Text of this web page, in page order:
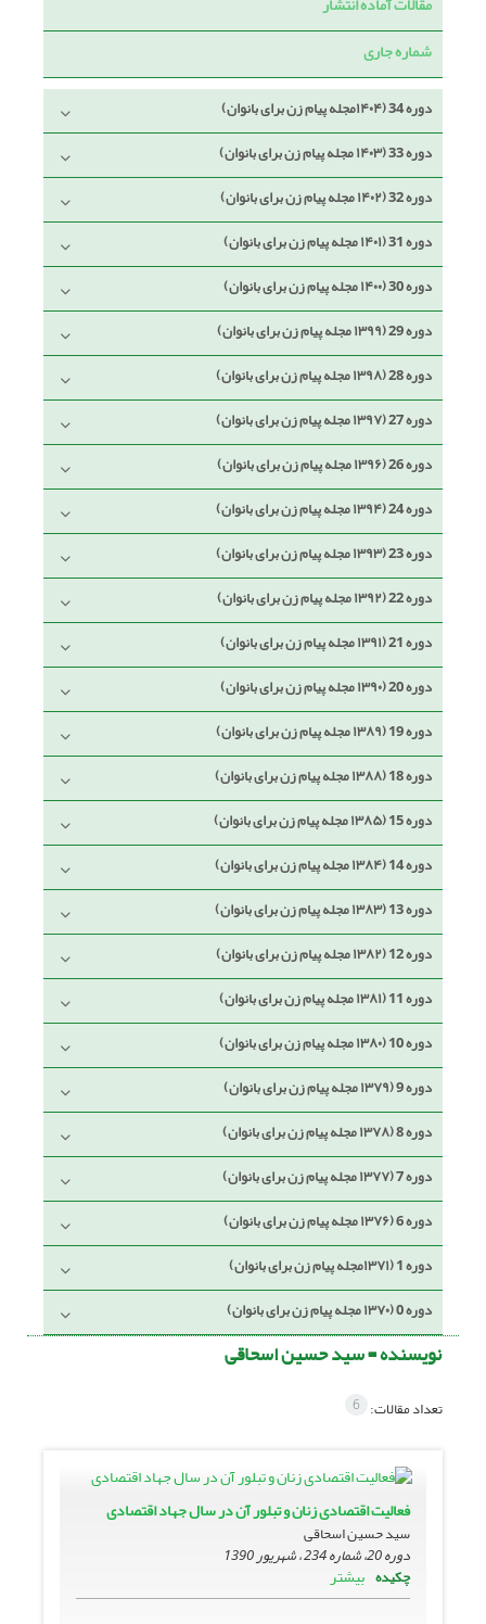
شماره جاری
دوره 34 (۱۴۰۴مجله پیام زن برای بانوان)
دوره 33 (۱۴۰۳ مجله پیام زن برای بانوان)
دوره 32 (۱۴۰۲ مجله پیام زن برای بانوان)
دوره 31 (۱۴۰۱ مجله پیام زن برای بانوان)
دوره 30 (۱۴۰۰ مجله پیام زن برای بانوان)
دوره 29 (۱۳۹۹ مجله پیام زن برای بانوان)
دوره 28 (۱۳۹۸ مجله پیام زن برای بانوان)
دوره 27 (۱۳۹۷ مجله پیام زن برای بانوان)
دوره 26 (۱۳۹۶ مجله پیام زن برای بانوان)
دوره 24 (۱۳۹۴ مجله پیام زن برای بانوان)
دوره 23 (۱۳۹۳ مجله پیام زن برای بانوان)
دوره 22 (۱۳۹۲ مجله پیام زن برای بانوان)
دوره 21 (۱۳۹۱ مجله پیام زن برای بانوان)
دوره 20 (۱۳۹۰ مجله پیام زن برای بانوان)
دوره 19 (۱۳۸۹ مجله پیام زن برای بانوان)
دوره 18 (۱۳۸۸ مجله پیام زن برای بانوان)
دوره 15 (۱۳۸۵ مجله پیام زن برای بانوان)
دوره 14 (۱۳۸۴ مجله پیام زن برای بانوان)
دوره 13 (۱۳۸۳ مجله پیام زن برای بانوان)
دوره 12 (۱۳۸۲ مجله پیام زن برای بانوان)
دوره 11 (۱۳۸۱ مجله پیام زن برای بانوان)
دوره 10 (۱۳۸۰ مجله پیام زن برای بانوان)
دوره 9 (۱۳۷۹ مجله پیام زن برای بانوان)
دوره 8 (۱۳۷۸ مجله پیام زن برای بانوان)
دوره 7 (۱۳۷۷ مجله پیام زن برای بانوان)
دوره 6 (۱۳۷۶ مجله پیام زن برای بانوان)
دوره 1 (۱۳۷۱مجله پیام زن برای بانوان)
دوره 0 (۱۳۷۰ مجله پیام زن برای بانوان)
نویسنده =سید حسین اسحاقی
تعداد مقالات: 6
فعالیت اقتصادی زنان و تبلور آن در سال جهاد اقتصادی
سید حسین اسحاقی
دوره 20، شماره 234 ، شهریور 1390
چکیده بیشتر